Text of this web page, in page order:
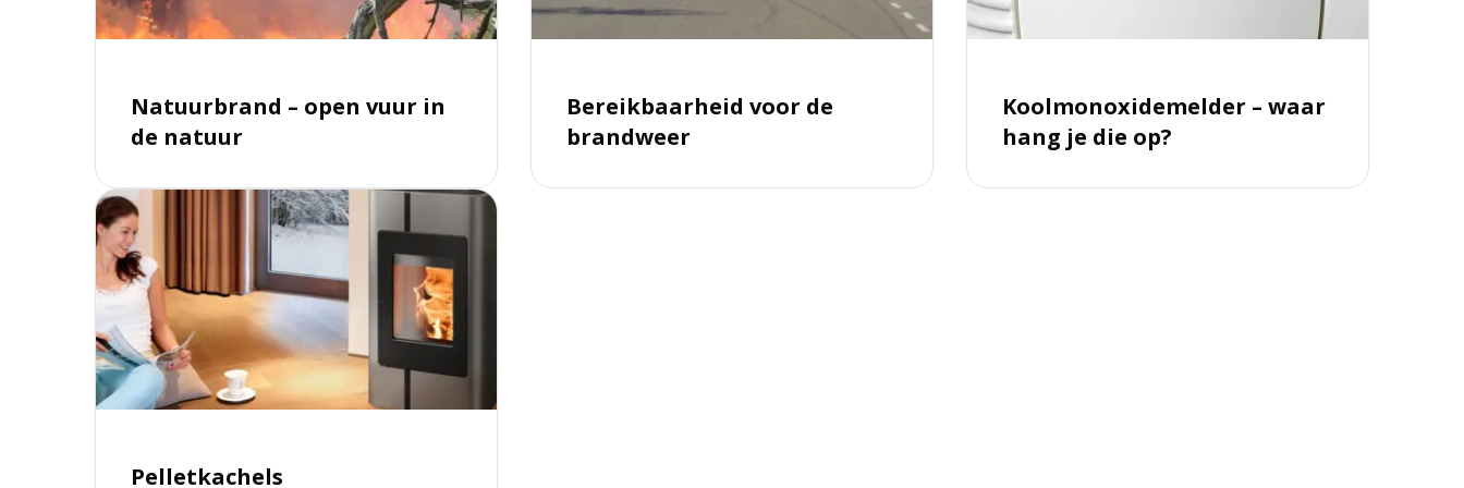
Natuurbrand – open vuur in
de natuur
in
de
Bereikbaarheid voor de
brandweer
Koolmonoxidemelder – waar
hang je die op?
je
die
Pelletkachels
Lees
meer
over
Pelletkachels